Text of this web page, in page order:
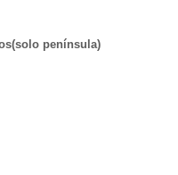
península)